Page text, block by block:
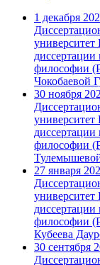
1 декабря
университет
диссертации
философии
Чокобаевой
30 ноября
университет
диссертации
философии
27 января
университет
диссертации
философии
Кубеева
30 сентября